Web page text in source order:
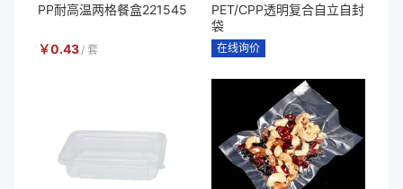
PP耐高温两格餐盒221545
￥0.43 / 套
PET/CPP透明复合自立自封
袋
在线询价